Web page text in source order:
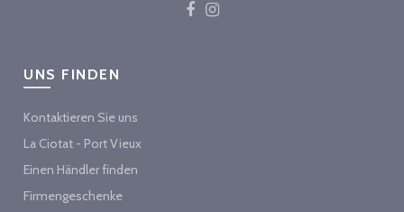
UNS FINDEN
Kontaktieren Sie uns
La Ciotat - Port Vieux
Einen Händler finden
Firmengeschenke